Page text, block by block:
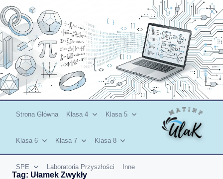
Skip
to
content
Strona Główna Klasa 4 Klasa 5
Klasa 6 Klasa 7 Klasa 8
SPE Laboratoria Przyszłości Inne
Tag: Ułamek Zwykły